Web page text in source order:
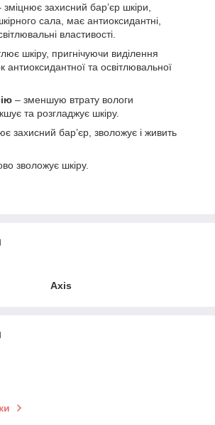
зміцнює захисний бар’єр шкіри,
сала, має антиоксидантні,
властивості.
шкіру, пригнічуючи виділення
антиоксидантної та освітлювальної
– зменшую втрату вологи
та розгладжує шкіру.
захисний бар’єр, зволожує і живить
зволожує шкіру.
Axis